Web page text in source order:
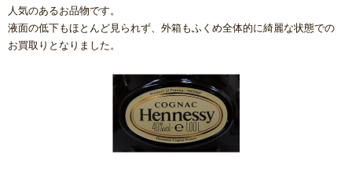
人気のあるお品物です。
液面の低下もほとんど見られず、外箱もふくめ全体的に綺麗な状態での
お買取りとなりました。